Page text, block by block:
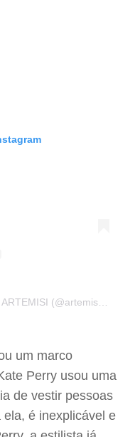
Uma publicação compartilhada por ARTEMISI (@artemisigallery)
um marco
Perry usou uma
de vestir pessoas
é inexplicável e